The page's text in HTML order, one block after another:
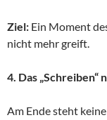
Ziel: Ein Moment
nicht mehr greift.
4. Das „Schreiben“
Am Ende steht